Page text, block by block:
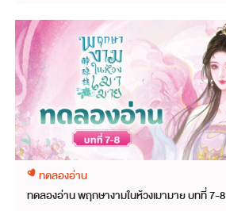
ทดลองอ่าน
ทดลองอ่าน พฤกษางามในห้วงเมามาย บทที่ 7-8